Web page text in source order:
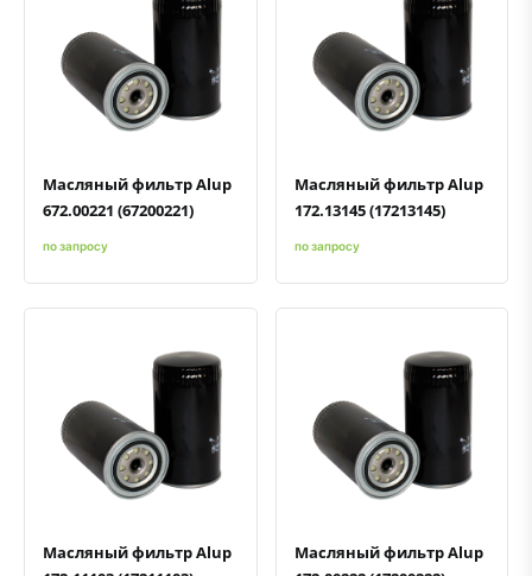
Быстрый просмотрДобавить к сравнению
Добавить в избранное
Масляный фильтр Alup
672.00221 (67200221)
по запросу
Быстрый просмотрДобавить к сравнению
Добавить в избранное
Масляный фильтр Alup
172.13145 (17213145)
по запросу
Быстрый просмотрДобавить к сравнению
Добавить в избранное
Масляный фильтр Alup
Быстрый просмотрДобавить к сравнению
Добавить в избранное
Масляный фильтр Alup